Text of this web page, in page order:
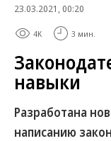
23.03.2021, 00:20
4K 3 мин.
навыки
Разработана
написанию